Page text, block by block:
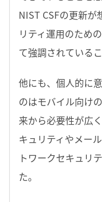
NIST CSFの更新が
リティ運用のため
て強調されている
他にも、個人的に
のはモバイル向け
来から必要性が広
キュリティやメー
トワークセキュリ
た。